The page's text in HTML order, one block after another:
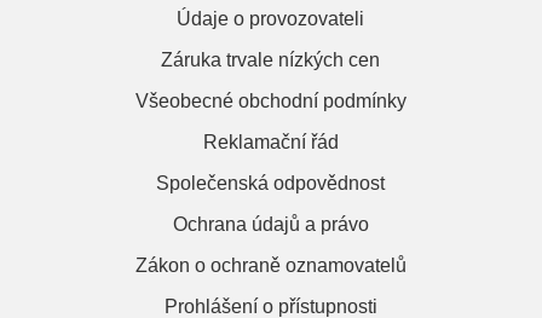
Údaje o provozovateli
Záruka trvale nízkých cen
Všeobecné obchodní podmínky
Reklamační řád
Společenská odpovědnost
Ochrana údajů a právo
Zákon o ochraně oznamovatelů
Prohlášení o přístupnosti